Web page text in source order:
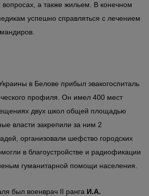
вопросах, а также жильем. В конечном
успешно справляться с лечением
в Белове прибыл эвакогоспиталь
профиля. Он имел 400 мест
двух школ общей площадью
власти закрепили за ним 2
организовали шефство городских
в благоустройстве и радиофикации
гуманитарной помощи населения.
был военврач II ранга И.А.